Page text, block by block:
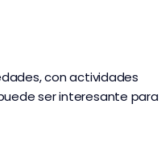
con actividades
ser interesante para